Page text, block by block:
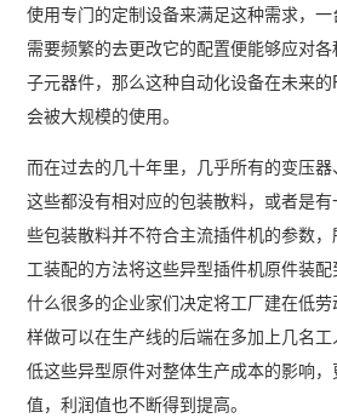
使用专门的定制设备来满足这种需求，
需要频繁的去更改它的配置便能够应对
子元器件，那么这种自动化设备在未来
会被大规模的使用。
而在过去的几十年里，几乎所有的变压器
这些都没有相对应的包装散料，或者是
些包装散料并不符合主流插件机的参数
工装配的方法将这些异型插件机原件装
什么很多的企业家们决定将工厂建在低
样做可以在生产线的后端在多加上几名
低这些异型原件对整体生产成本的影响
值，利润值也不断得到提高。